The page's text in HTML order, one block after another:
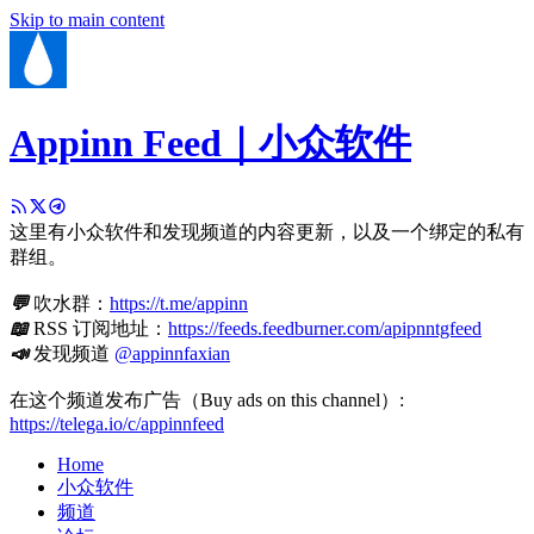
Skip to main content
Appinn Feed｜小众软件
这里有小众软件和发现频道的内容更新，以及一个绑定的私有
群组。
💬吹水群： https://t.me/appinn
📖RSS 订阅地址： https://feeds.feedburner.com/apipnntgfeed
📣发现频道 @appinnfaxian
在这个频道发布广告（Buy ads on this channel）:
https://telega.io/c/appinnfeed
Home
小众软件
频道